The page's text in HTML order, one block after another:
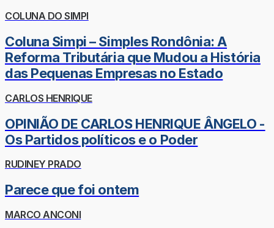
COLUNA DO SIMPI
Coluna Simpi – Simples Rondônia: A
Reforma Tributária que Mudou a História
das Pequenas Empresas no Estado
CARLOS HENRIQUE
OPINIÃO DE CARLOS HENRIQUE ÂNGELO -
Os Partidos políticos e o Poder
RUDINEY PRADO
Parece que foi ontem
MARCO ANCONI